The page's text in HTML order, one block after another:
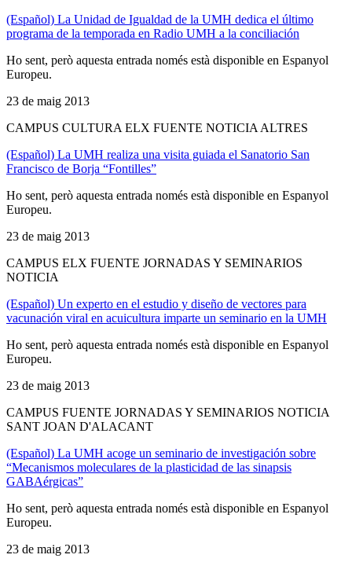
(Español) La Unidad de Igualdad de la UMH dedica el último
programa de la temporada en Radio UMH a la conciliación
Ho sent, però aquesta entrada només està disponible en Espanyol
Europeu.
23 de maig 2013
CAMPUS CULTURA ELX FUENTE NOTICIA ALTRES
(Español) La UMH realiza una visita guiada el Sanatorio San
Francisco de Borja “Fontilles”
Ho sent, però aquesta entrada només està disponible en Espanyol
Europeu.
23 de maig 2013
CAMPUS ELX FUENTE JORNADAS Y SEMINARIOS
NOTICIA
(Español) Un experto en el estudio y diseño de vectores para
vacunación viral en acuicultura imparte un seminario en la UMH
Ho sent, però aquesta entrada només està disponible en Espanyol
Europeu.
23 de maig 2013
CAMPUS FUENTE JORNADAS Y SEMINARIOS NOTICIA
SANT JOAN D'ALACANT
(Español) La UMH acoge un seminario de investigación sobre
“Mecanismos moleculares de la plasticidad de las sinapsis
GABAérgicas”
Ho sent, però aquesta entrada només està disponible en Espanyol
Europeu.
23 de maig 2013